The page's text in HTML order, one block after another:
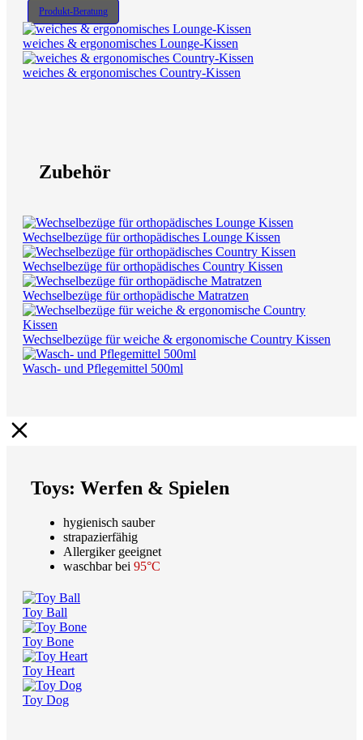
Produkt-Beratung
weiches & ergonomisches Lounge-Kissen
weiches & ergonomisches Country-Kissen
Zubehör
Wechselbezüge für orthopädisches Lounge Kissen
Wechselbezüge für orthopädisches Country Kissen
Wechselbezüge für orthopädische Matratzen
Wechselbezüge für weiche & ergonomische Country Kissen
Wasch- und Pflegemittel 500ml
Toys: Werfen & Spielen
hygienisch sauber
strapazierfähig
Allergiker geeignet
waschbar bei 95°C
Toy Ball
Toy Bone
Toy Heart
Toy Dog